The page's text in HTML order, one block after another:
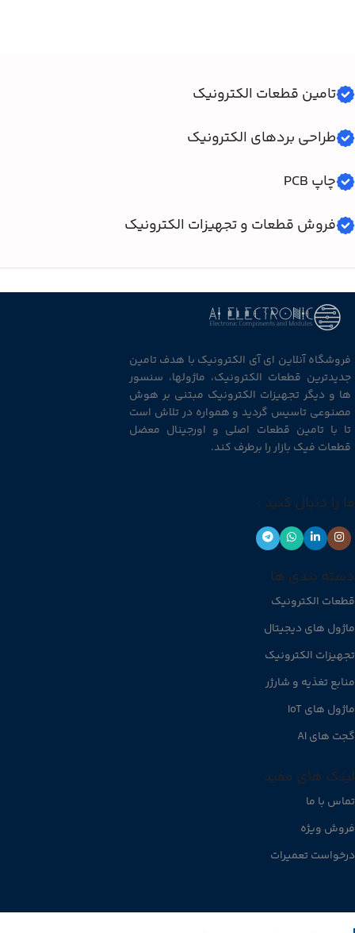
تامین قطعات الکترونیک
طراحی بردهای الکترونیک
چاپ PCB
فروش قطعات و تجهیزات الکترونیک
فروشگاه آنلاین ای آی الکترونیک با هدف تامین
جدیدترین قطعات الکترونیک، ماژولها، سنسور
ها و دیگر تجهیزات الکترونیک مبتنی بر هوش
مصنوعی تاسیس گردید و همواره در تلاش است
تا با تامین قطعات اصلی و اورجینال معضل
قطعات فیک بازار را برطرف کند.
ما را دنبال کنید :
دسته بندی ها
قطعات الکترونیک
ماژول های دیجیتال
تجهیزات الکترونیک
منابع تغذیه و شارژر
ماژول های IoT
گجت های AI
لینک های مفید
تماس با ما
فروش ویژه
درخواست تعمیرات